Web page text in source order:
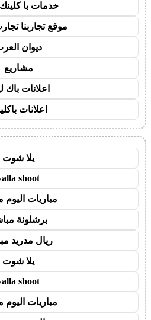
خدمات با كلينك 2026
موقع تجاربنا
ديوان
مشاريع
اعلانات باك
اعلانات
يلا شوت
shoot
مباريات اليوم
برشلونة
ريال مدريد
يلا شوت
shoot
مباريات اليوم